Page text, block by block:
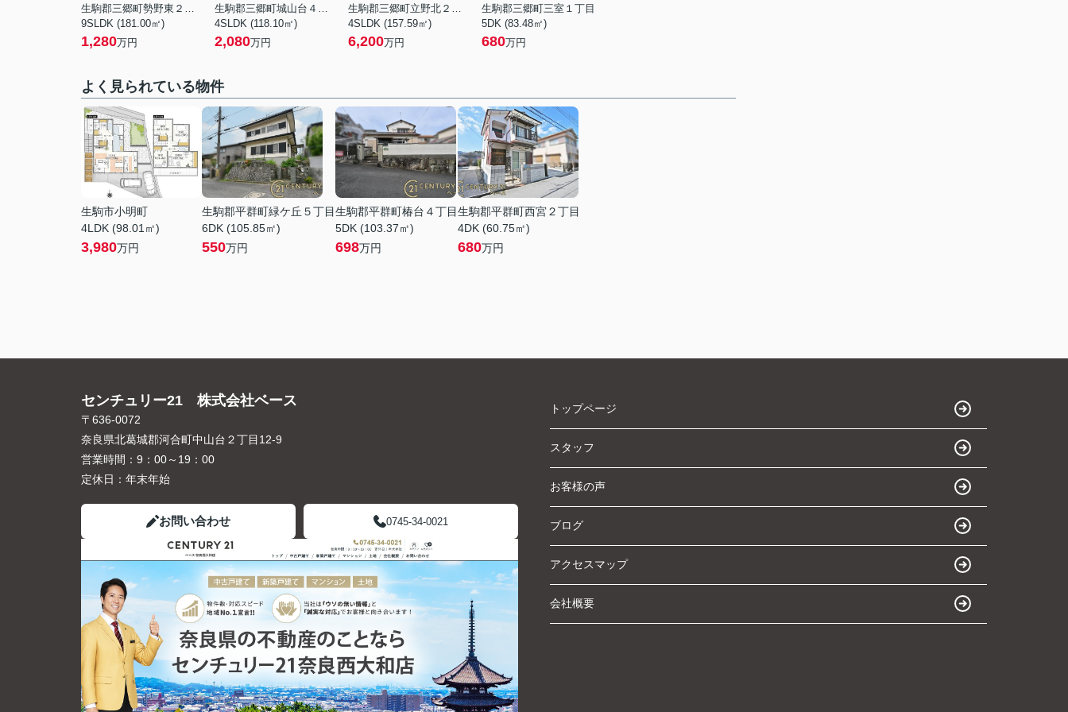
生駒郡三郷町勢野東２丁目
9SLDK (181.00㎡)
1,280万円
生駒郡三郷町城山台４丁目
4SLDK (118.10㎡)
2,080万円
生駒郡三郷町立野北２丁目
4SLDK (157.59㎡)
6,200万円
生駒郡三郷町三室１丁目
5DK (83.48㎡)
680万円
よく見られている物件
生駒市小明町
4LDK (98.01㎡)
3,980万円
生駒郡平群町緑ケ丘５丁目
6DK (105.85㎡)
550万円
生駒郡平群町椿台４丁目
5DK (103.37㎡)
698万円
生駒郡平群町西宮２丁目
4DK (60.75㎡)
680万円
センチュリー21 株式会社ベース
〒636-0072
奈良県北葛城郡河合町中山台２丁目12-9
営業時間： 9：00～19：00
定休日： 年末年始
お問い合わせ 0745-34-0021
トップページ
スタッフ
お客様の声
ブログ
アクセスマップ
会社概要